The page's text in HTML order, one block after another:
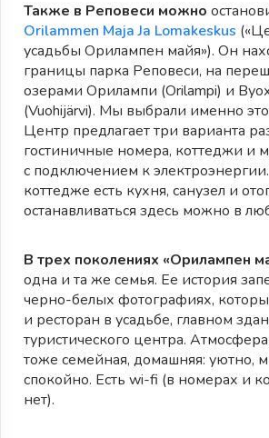
Также в Реповеси можно
Orilammen Maja Ja Lomakeskus
усадьбы Орилампен майя»). Он
границы парка Реповеси, на
озерами Орилампи (Orilampi) и
(Vuohijärvi). Мы выбрали именно
Центр предлагает три варианта
гостиничные номера, коттеджи и
с подключением к
коттедже есть кухня, санузел и
останавливаться здесь можно в
В трех поколениях «Орилампен
одна и та же семья. Ее история
черно-белых фотографиях,
и ресторан в усадьбе, главном
туристического центра.
тоже семейная, домашняя: уютно,
спокойно. Есть wi-fi (в номерах и
нет).